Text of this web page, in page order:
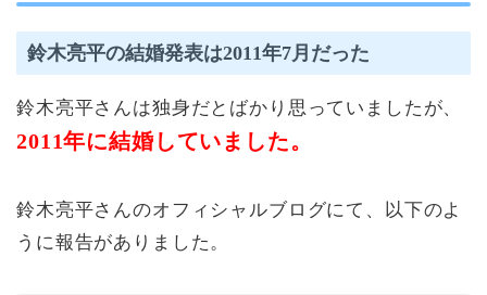
鈴木亮平の結婚発表は2011年7月だった
鈴木亮平さんは独身だとばかり思っていましたが、
2011年に結婚していました。
鈴木亮平さんのオフィシャルブログにて、以下のよ
うに報告がありました。